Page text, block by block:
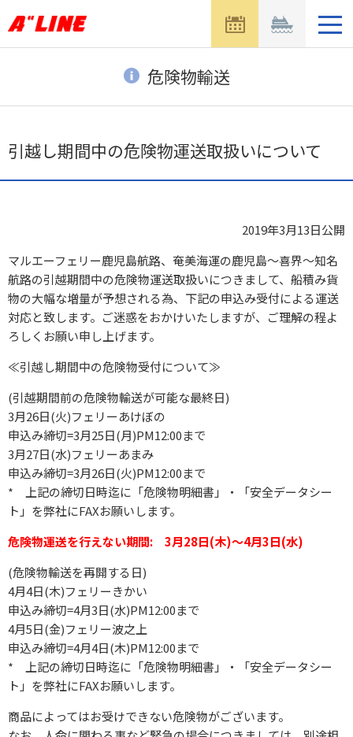
ュ
開
危険物輸送
引越し期間中の危険物運送取扱いについて
2019年3月13日公開
マルエーフェリー鹿児島航路、奄美海運の鹿児島～喜界～知名
航路の引越期間中の危険物運送取扱いにつきまして、船積み貨
物の大幅な増量が予想される為、下記の申込み受付による運送
対応と致します。ご迷惑をおかけいたしますが、ご理解の程よ
ろしくお願い申し上げます。
≪引越し期間中の危険物受付について≫
(引越期間前の危険物輸送が可能な最終日)
3月26日(火)フェリーあけぼの
申込み締切=3月25日(月)PM12:00まで
3月27日(水)フェリーあまみ
申込み締切=3月26日(火)PM12:00まで
* 上記の締切日時迄に「危険物明細書」・「安全データシー
ト」を弊社にFAXお願いします。
危険物運送を行えない期間: 3月28日(木)～4月3日(水)
(危険物輸送を再開する日)
4月4日(木)フェリーきかい
申込み締切=4月3日(水)PM12:00まで
4月5日(金)フェリー波之上
申込み締切=4月4日(木)PM12:00まで
* 上記の締切日時迄に「危険物明細書」・「安全データシー
ト」を弊社にFAXお願いします。
商品によってはお受けできない危険物がございます。